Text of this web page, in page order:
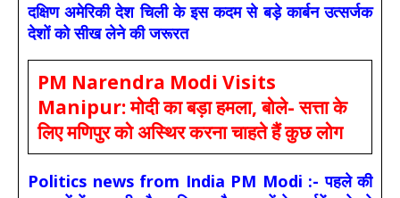
दक्षिण अमेरिकी देश चिली के इस कदम से बड़े कार्बन उत्सर्जक
देशों को सीख लेने की जरूरत
PM Narendra Modi Visits
Manipur: मोदी का बड़ा हमला, बोले- सत्ता के
लिए मणिपुर को अस्थिर करना चाहते हैं कुछ लोग
Politics news from India PM Modi :- पहले की